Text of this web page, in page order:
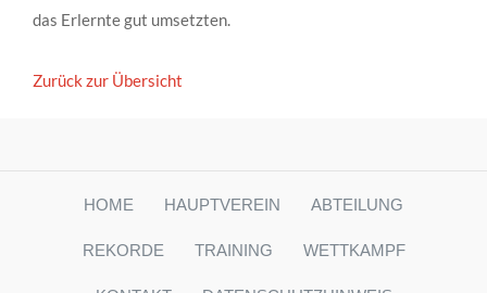
das Erlernte gut umsetzten.
Zurück zur Übersicht
HOME HAUPTVEREIN ABTEILUNG
REKORDE TRAINING WETTKAMPF